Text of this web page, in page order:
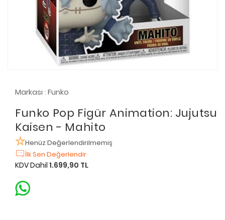
Markası : Funko
Funko Pop Figür Animation: Jujutsu
Kaisen - Mahito
Henüz Değerlendirilmemiş
İlk Sen Değerlendir
KDV Dahil 1.699,90 TL